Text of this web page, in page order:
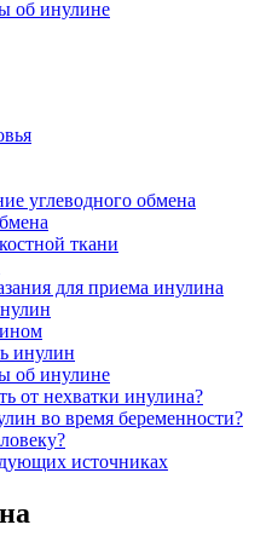
об инулине
углеводного обмена
ткани
для приема инулина
инулин
об инулине
от нехватки инулина?
во время беременности?
источниках